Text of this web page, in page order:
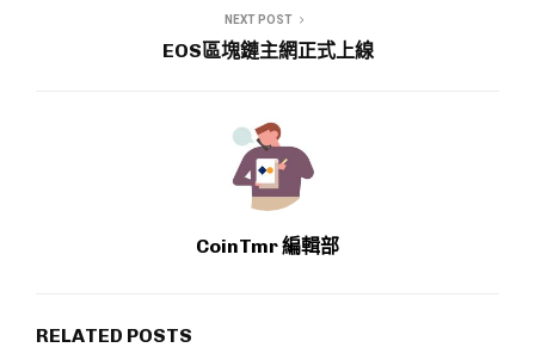
NEXT POST
EOS區塊鏈主網正式上線
CoinTmr 編輯部
RELATED POSTS